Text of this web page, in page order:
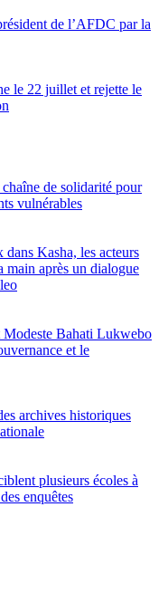
de l’AFDC par la
le 22 juillet et rejette le
de solidarité pour
vulnérables
Kasha, les acteurs
main après un dialogue
Bahati Lukwebo
et le
archives historiques
plusieurs écoles à
enquêtes